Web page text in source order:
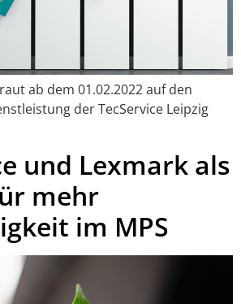
ab dem 01.02.2022 auf den
der TecService Leipzig
und Lexmark als
mehr
im MPS